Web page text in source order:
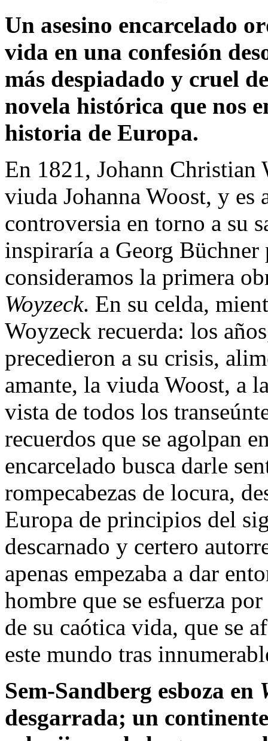
Un asesino encarcelado
vida en una confesión
más despiadado y cruel
novela histórica que nos
historia de Europa.
En 1821, Johann Christian
viuda Johanna Woost, y es
controversia en torno a su
inspiraría a Georg
consideramos la primera
Woyzeck. En su celda,
Woyzeck recuerda: los
precedieron a su crisis,
amante, la viuda Woost, a
vista de todos los
recuerdos que se agolpan
encarcelado busca darle
rompecabezas de locura,
Europa de principios del
descarnado y certero
apenas empezaba a dar
hombre que se esfuerza
de su caótica vida, que se
este mundo tras
Sem-Sandberg esboza en
desgarrada; un